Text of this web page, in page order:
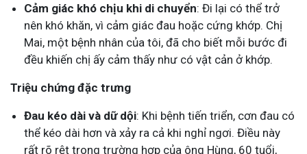
Cảm giác khó chịu khi di chuyển: Đi lại có thể trở
nên khó khăn, vì cảm giác đau hoặc cứng khớp. Chị
Mai, một bệnh nhân của tôi, đã cho biết mỗi bước đi
đều khiến chị ấy cảm thấy như có vật cản ở khớp.
Triệu chứng đặc trưng
Đau kéo dài và dữ dội: Khi bệnh tiến triển, cơn đau có
thể kéo dài hơn và xảy ra cả khi nghỉ ngơi. Điều này
rất rõ rệt trong trường hợp của ông Hùng, 60 tuổi,